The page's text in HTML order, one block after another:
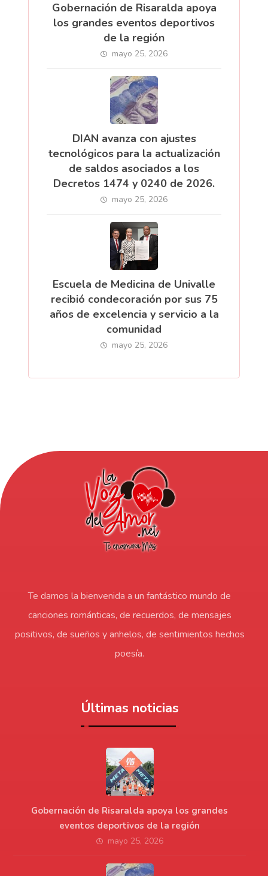
Gobernación de Risaralda apoya
los grandes eventos deportivos
de la región
mayo 25, 2026
DIAN avanza con ajustes
tecnológicos para la actualización
de saldos asociados a los
Decretos 1474 y 0240 de 2026.
mayo 25, 2026
Escuela de Medicina de Univalle
recibió condecoración por sus 75
años de excelencia y servicio a la
comunidad
mayo 25, 2026
Te damos la bienvenida a un fantástico mundo de
canciones románticas, de recuerdos, de mensajes
positivos, de sueños y anhelos, de sentimientos hechos
poesía.
Últimas noticias
Gobernación de Risaralda apoya los grandes
eventos deportivos de la región
mayo 25, 2026